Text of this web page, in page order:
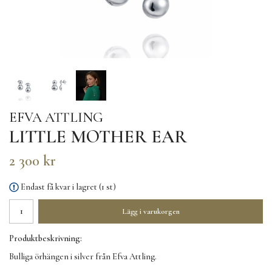
EFVA ATTLING
LITTLE MOTHER EAR
2 300 kr
Endast få kvar i lagret (1 st)
Lägg i varukorgen
Produktbeskrivning:
Bulliga örhängen i silver från Efva Attling.